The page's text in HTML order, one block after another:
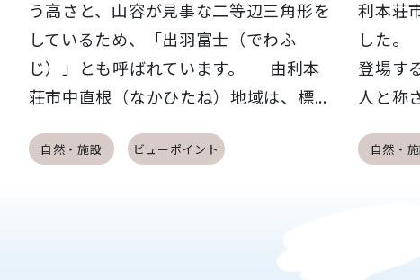
う高さと、山容が見事な二等辺三角形を
しているため、「出羽富士（でわふ
じ）」とも呼ばれています。 由利本
荘市中直根（なかひたね）地域は、標...
自然・施設 ビューポイント
利本荘
した。
登場す
人と称
自然・